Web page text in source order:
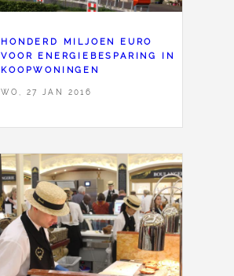
HONDERD MILJOEN EURO
VOOR ENERGIEBESPARING IN
KOOPWONINGEN
WO, 27 JAN 2016